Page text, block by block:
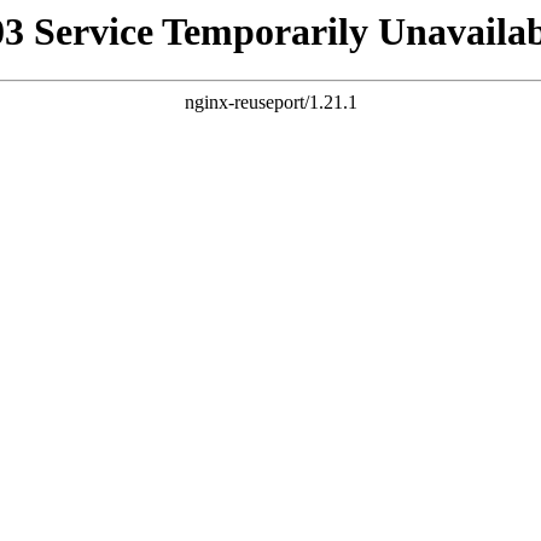
Service Temporarily
nginx-reuseport/1.21.1